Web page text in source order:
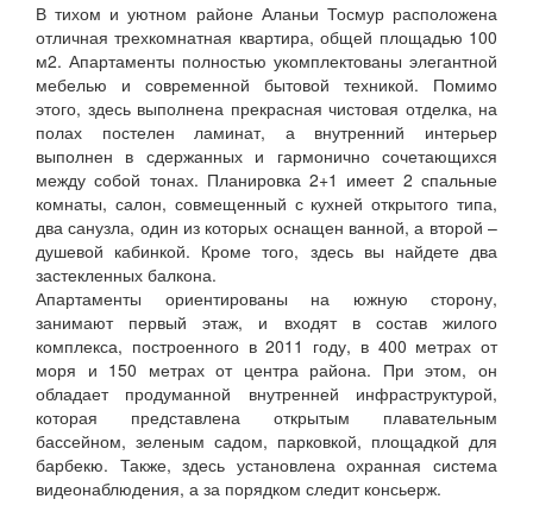
В тихом и уютном районе Аланьи Тосмур расположена
отличная трехкомнатная квартира, общей площадью 100
м2. Апартаменты полностью укомплектованы элегантной
мебелью и современной бытовой техникой. Помимо
этого, здесь выполнена прекрасная чистовая отделка, на
полах постелен ламинат, а внутренний интерьер
выполнен в сдержанных и гармонично сочетающихся
между собой тонах. Планировка 2+1 имеет 2 спальные
комнаты, салон, совмещенный с кухней открытого типа,
два санузла, один из которых оснащен ванной, а второй –
душевой кабинкой. Кроме того, здесь вы найдете два
застекленных балкона.
Апартаменты ориентированы на южную сторону,
занимают первый этаж, и входят в состав жилого
комплекса, построенного в 2011 году, в 400 метрах от
моря и 150 метрах от центра района. При этом, он
обладает продуманной внутренней инфраструктурой,
которая представлена открытым плавательным
бассейном, зеленым садом, парковкой, площадкой для
барбекю. Также, здесь установлена охранная система
видеонаблюдения, а за порядком следит консьерж.